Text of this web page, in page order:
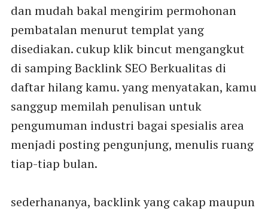
dan mudah bakal mengirim permohonan
pembatalan menurut templat yang
disediakan. cukup klik bincut mengangkut
di samping Backlink SEO Berkualitas di
daftar hilang kamu. yang menyatakan, kamu
sanggup memilah penulisan untuk
pengumuman industri bagai spesialis area
menjadi posting pengunjung, menulis ruang
tiap-tiap bulan.
sederhananya, backlink yang cakap maupun